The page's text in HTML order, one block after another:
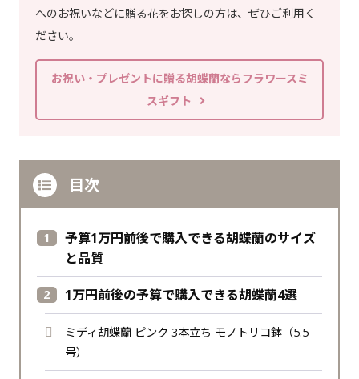
へのお祝いなどに贈る花をお探しの方は、ぜひご利用く
ださい。
お祝い・プレゼントに贈る胡蝶蘭ならフラワースミ
スギフト
目次
予算1万円前後で購入できる胡蝶蘭のサイズ
と品質
1万円前後の予算で購入できる胡蝶蘭4選
ミディ胡蝶蘭 ピンク 3本立ち モノトリコ鉢（5.5
号）